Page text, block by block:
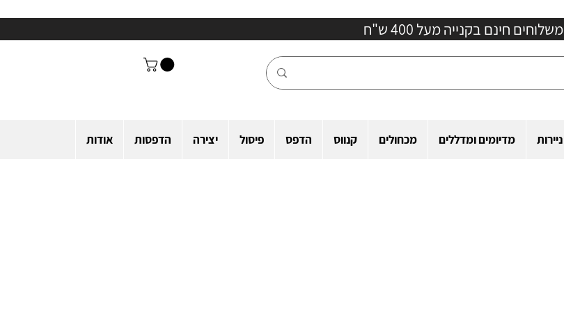
משלוחים חינם בקנייה מעל 400 ש"ח
ניירות מדיומים ומדללים מכחולים קנווס הדפס פיסול יצירה הדפסות אודות